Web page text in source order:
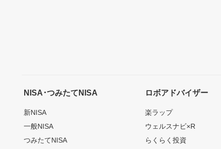
NISA･つみたてNISA
新NISA
一般NISA
つみたてNISA
ロボアドバイザー
楽ラップ
ウェルスナビ×R
らくらく投資